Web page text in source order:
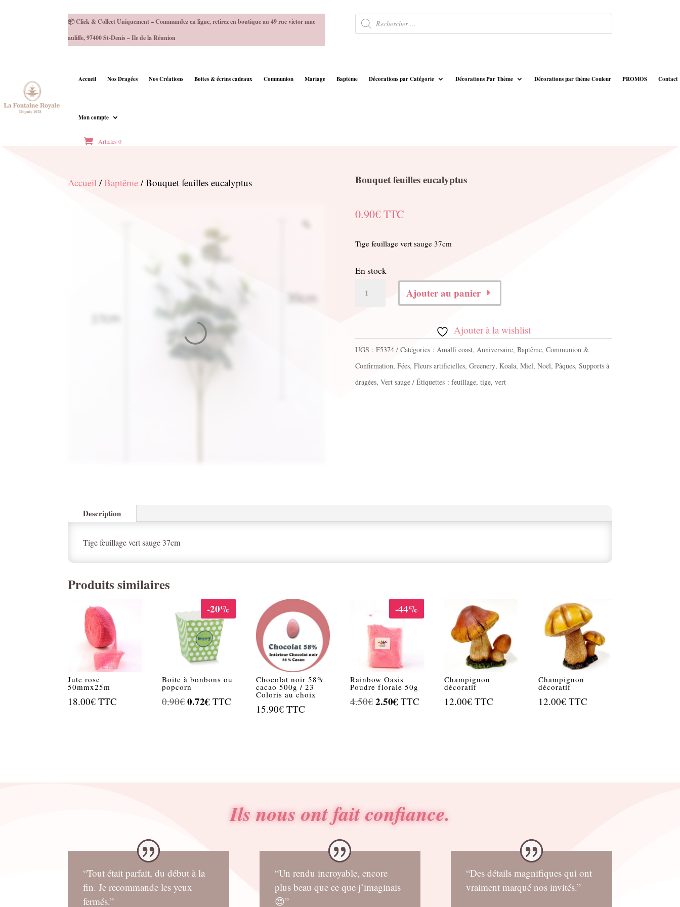
📦 Click & Collect Uniquement – Commandez en ligne, retirez en boutique au 49 rue victor mac
auliffe, 97400 St-Denis – Ile de la Réunion
Recherche
de
produits
Accueil Nos Dragées Nos Créations Boites & écrins cadeaux Communion Mariage Baptême Décorations par Catégorie Décorations Par Thème Décorations par thème Couleur PROMOS Contact
Mon compte
Articles 0
Accueil /Baptême / Bouquet feuilles eucalyptus Bouquet feuilles eucalyptus
0.90€ TTC
Tige feuillage vert sauge 37cm
En stock
feuilles
eucalyptus
Ajouter au panier
Ajouter à la wishlist
UGS : F5374 Catégories : Amalfi coast, Anniversaire, Baptême, Communion &
Confirmation, Fées, Fleurs artificielles, Greenery, Koala, Miel, Noël, Pâques, Supports à
dragées, Vert sauge Étiquettes : feuillage, tige, vert
Description
Tige feuillage vert sauge 37cm
Produits similaires
Jute rose
50mmx25m
18.00€ TTC
-20%
Boite à bonbons ou
popcorn
0.90€Le
0.72€ Le
TTC
Chocolat noir 58%
cacao 500g / 23
Coloris au choix
15.90€ TTC
-44%
Rainbow Oasis
Poudre florale 50g
4.50€Le
2.50€ Le
TTC
Champignon
décoratif
12.00€ TTC
Champignon
décoratif
12.00€ TTC
Ils nous ont fait confiance.
“Tout était parfait, du début à la
fin. Je recommande les yeux
fermés.”
“Un rendu incroyable, encore
plus beau que ce que j’imaginais
😍”
“Des détails magnifiques qui ont
vraiment marqué nos invités.”